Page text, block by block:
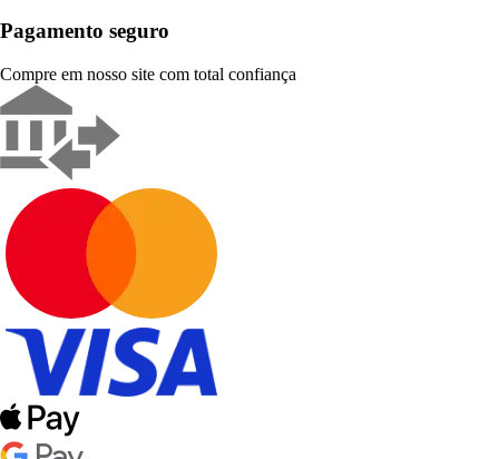
Pagamento seguro
Compre em nosso site com total confiança